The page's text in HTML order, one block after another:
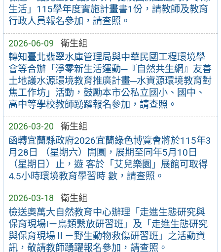
生活」115學年度實施計畫書1份，請教師及教育
行政人員報名參加，請查照。
2026-06-09 衛生組
轉知臺北翡翠水庫管理局與中華民國工程環境學
會等合辦「淨零新生活運動─『自然共生網』友善
土地護水源環境教育推廣計畫─水資源環境教育對
焦工作坊」活動，鼓勵本市公私立國小、國中、
高中等學校教師踴躍報名參加，請查照。
2026-03-20 衛生組
函轉宜蘭縣政府2026宜蘭綠色博覽會將於115年3
月28日 （星期六）開園，展期至同年5月10日
（星期日）止，遊 客於「艾兒樂園」展館可取得
4.5小時環境教育學習時 數，請查照。
2026-03-18 衛生組
檢送奧萬大自然教育中心辦理「走進生態研究與
保育現場I－鳥類繫放研習班」及「走進生態研究
與保育現場Ⅱ－野生動物救傷研習班」之活動資
訊，敬請教師踴躍報名參加，請查照。